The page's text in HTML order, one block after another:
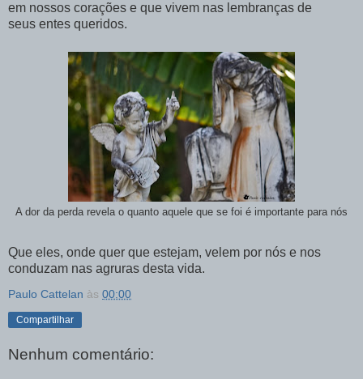
em nossos corações e que vivem nas lembranças de
seus entes queridos.
A dor da perda revela o quanto aquele que se foi é importante para nós
Que eles, onde quer que estejam, velem por nós e nos
conduzam nas agruras desta vida.
Paulo Cattelan às 00:00
Compartilhar
Nenhum comentário: